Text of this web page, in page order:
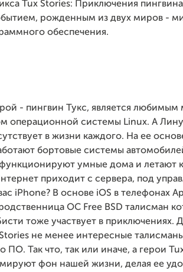
Tux Stories: Приключения
рожденным из двух миров -
обеспечения.
- пингвин Тукс, является
операционной системы Linux. А
в жизни каждого. На ее
бортовые системы
умные дома и летают
приходит с сервера, под
iPhone? В основе iOS в телефонах
ОС Free BSD талисман
тоже участвует в приключениях.
не менее интересные
ПО. Так что, так или иначе, а герои
фон нашей жизни, делая ее